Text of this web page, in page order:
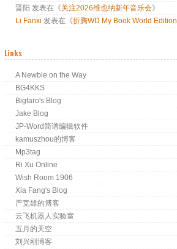
晋阳 发表在《关注2026维也纳新年音乐会》
Li Fanxi 发表在《折腾WD My Book World Edition
Links
A Newbie on the Way
BG4KKS
Bigtaro's Blog
Jake Blog
JP-Word简谱编辑软件
kamuszhou的博客
Mp3tag
Ri Xu Online
Wish Room 1906
Xia Fang's Blog
严竞雄的博客
云飞机器人实验室
五月的天空
刘兴刚博客